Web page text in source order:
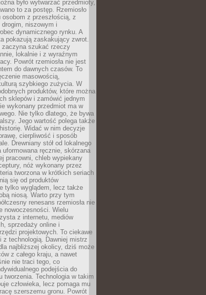
było wytwarzać przedmioty,
to za postęp. Rzemiosło
osobom z przeszłością, z
niszowym i
dynamicznego rynku. A
pokazują zaskakujący zwrot.
zaczyna szukać rzeczy
lokalnie i z wyraźnym
Powrót rzemiosła nie jest
do dawnych czasów. To
masowością,
szybkiego zużycia. W
produktów, które można
sklepów i zamówić jednym
wykonany przedmiot ma w
Nie tylko dlatego, że bywa
Jego wartość polega także
Widać w nim decyzje
cierpliwość i sposób
Drewniany stół od lokalnego
uformowana ręcznie, skórzana
pracowni, chleb wypiekany
nóż wykonany przez
tworzona w krótkich seriach
się od produktów
tylko wyglądem, lecz także
niosą. Warto przy tym
renesans rzemiosła nie
nowoczesności. Wielu
z internetu, mediów
sprzedaży online i
projektowych. To ciekawe
z technologią. Dawniej mistrz
dla najbliższej okolicy, dziś może
z całego kraju, a nawet
nie traci tego, co
podejścia do
tworzenia. Technologia w takim
człowieka, lecz pomaga mu
szerszemu gronu. Powrót